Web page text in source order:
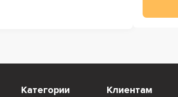
Категории Клиентам